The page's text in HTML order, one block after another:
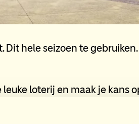
Dit hele seizoen te gebruiken.
loterij en maak je kans